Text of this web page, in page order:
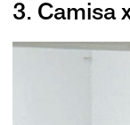
3. Camisa